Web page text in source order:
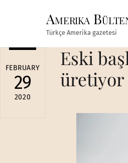
Amerika
Türkçe Amerika gazetesi
FEBRUARY
29
2020
Eski
üretiyor